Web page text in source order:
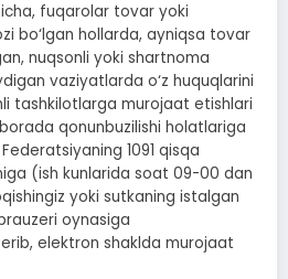
fuqarolar tovar yoki
bo‘lgan hollarda, ayniqsa tovar
nuqsonli yoki shartnoma
vaziyatlarda o‘z huquqlarini
tashkilotlarga murojaat etishlari
qonunbuzilishi holatlariga
1091 qisqa
(ish kunlarida soat 09-00 dan
yoki sutkaning istalgan
oynasiga
elektron shaklda murojaat